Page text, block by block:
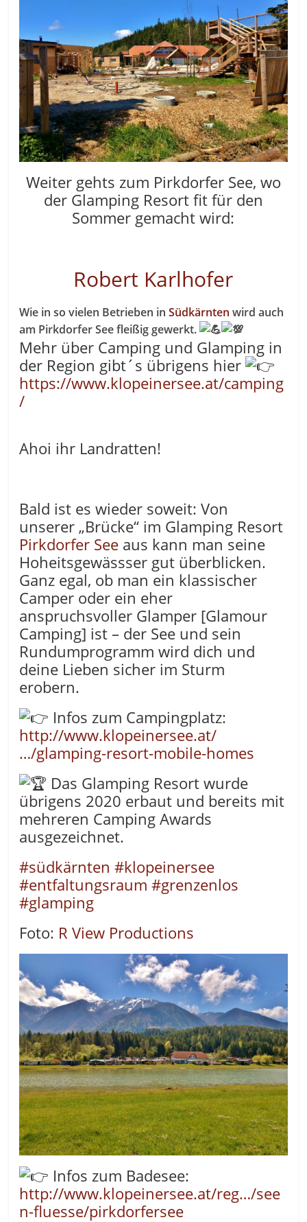
Weiter gehts zum Pirkdorfer See, wo
der Glamping Resort fit für den
Sommer gemacht wird:
Robert Karlhofer
Wie in so vielen Betrieben inSüdkärnten wird auch
am Pirkdorfer See fleißig gewerkt.
Mehr über Camping und Glamping in
der Region gibt´s übrigens hier
https://www.klopeinersee.at/camping
/
Ahoi ihr Landratten!
Bald ist es wieder soweit: Von
unserer „Brücke“ im Glamping Resort
Pirkdorfer See aus kann man seine
Hoheitsgewässser gut überblicken.
Ganz egal, ob man ein klassischer
Camper oder ein eher
anspruchsvoller Glamper [Glamour
Camping] ist – der See und sein
Rundumprogramm wird dich und
deine Lieben sicher im Sturm
erobern.
Infos zum Campingplatz:
http://www.klopeinersee.at/
…/glamping-resort-mobile-homes
Das Glamping Resort wurde
übrigens 2020 erbaut und bereits mit
mehreren Camping Awards
ausgezeichnet.
#südkärnten #klopeinersee
#entfaltungsraum #grenzenlos
#glamping
Foto: R View Productions
Infos zum Badesee:
http://www.klopeinersee.at/reg…/see
n-fluesse/pirkdorfersee